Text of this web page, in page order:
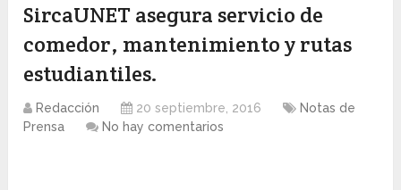
SircaUNET asegura servicio de
comedor, mantenimiento y rutas
estudiantiles.
Redacción 20 septiembre, 2016
Notas de
Prensa
No hay comentarios